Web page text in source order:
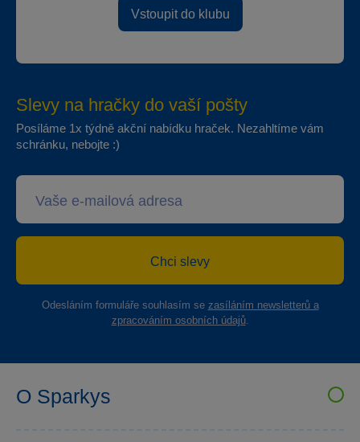
Vstoupit do klubu
Slevy na hračky do vaší pošty
Posíláme 1x týdně akční nabídku hraček. Nezahltíme vám
schránku, nebojte :)
Chci slevy
Odesláním formuláře souhlasím se zasíláním newsletterů a
zpracováním osobních údajů.
O Sparkys